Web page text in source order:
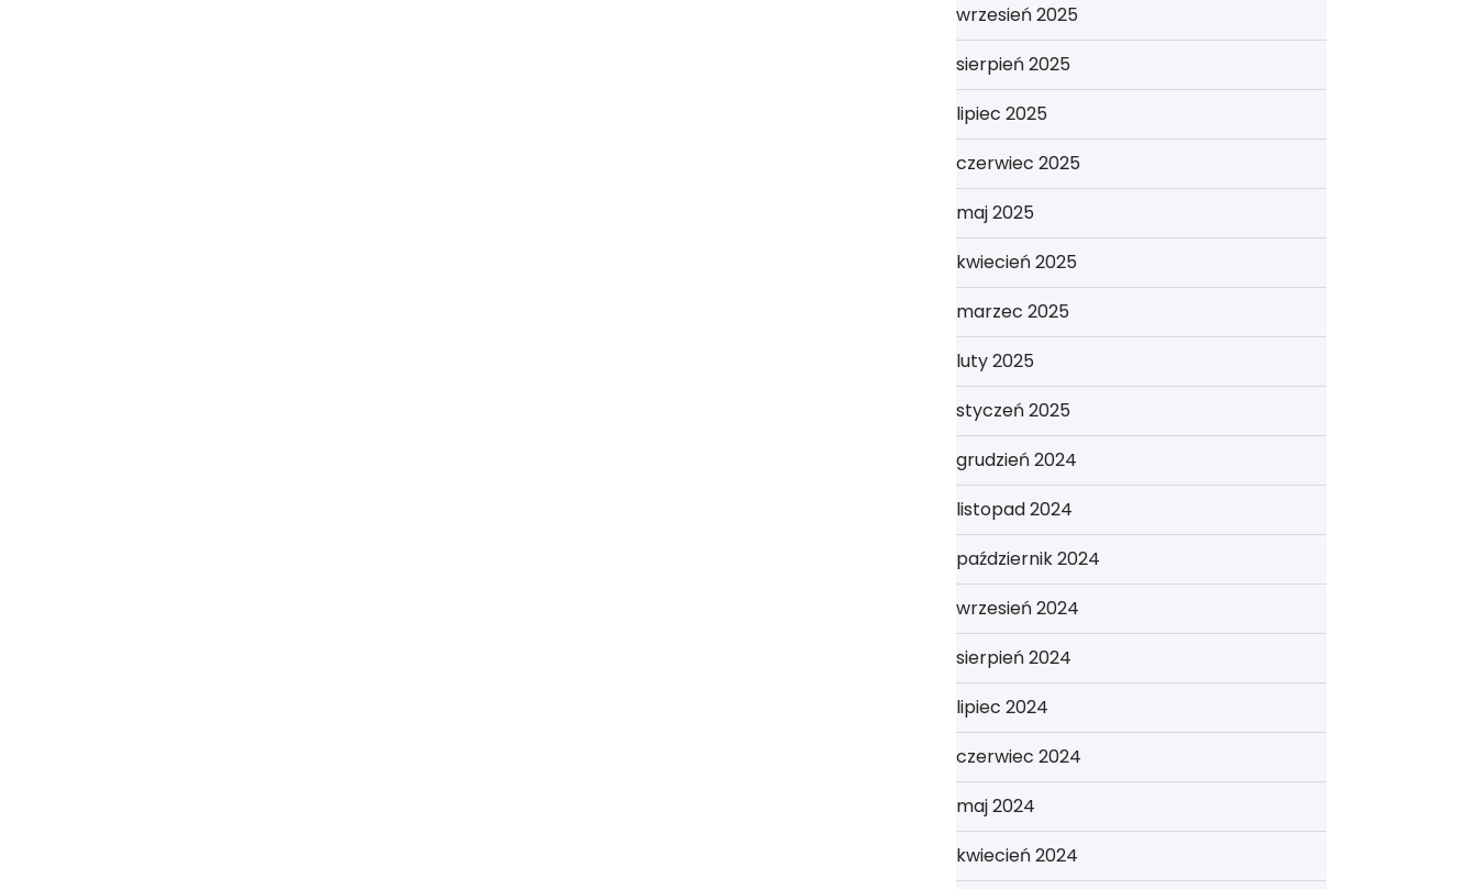
wrzesień 2025
sierpień 2025
lipiec 2025
czerwiec 2025
maj 2025
kwiecień 2025
marzec 2025
luty 2025
styczeń 2025
grudzień 2024
listopad 2024
październik 2024
wrzesień 2024
sierpień 2024
lipiec 2024
czerwiec 2024
maj 2024
kwiecień 2024